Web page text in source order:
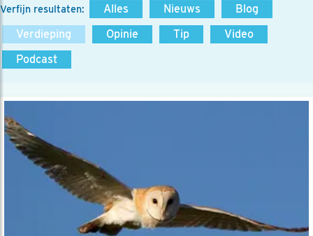
Verfijn resultaten: Alles Nieuws
Blog
Verdieping
Opinie Tip
Video
Podcast